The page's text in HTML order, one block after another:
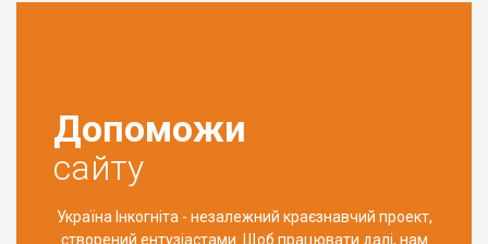
Допоможи
сайту
Україна Інкогніта - незалежний краєзнавчий проект,
створений ентузіастами. Щоб працювати далі, нам